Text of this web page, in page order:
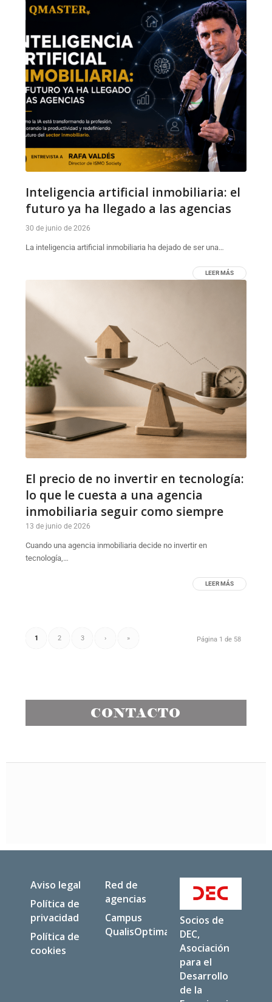
Inteligencia artificial inmobiliaria: el
futuro ya ha llegado a las agencias
30 de junio de 2026
La inteligencia artificial inmobiliaria ha dejado de ser una…
LEER MÁS
El precio de no invertir en tecnología:
lo que le cuesta a una agencia
inmobiliaria seguir como siempre
13 de junio de 2026
Cuando una agencia inmobiliaria decide no invertir en
tecnología,…
LEER MÁS
Página 1 de 58
1 2 3 › »
CONTACTO
Aviso legal
Política de
privacidad
Política de
cookies
Red de
agencias
Campus
QualisOptima
Socios de
DEC,
Asociación
para el
Desarrollo
de la